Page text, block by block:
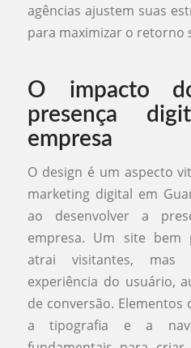
agências ajustem suas
para maximizar o retorno
O impacto
presença
empresa
O design é um aspecto
marketing digital em
ao desenvolver a
empresa. Um site bem
atrai visitantes, mas
experiência do usuário,
de conversão. Elementos
a tipografia e a